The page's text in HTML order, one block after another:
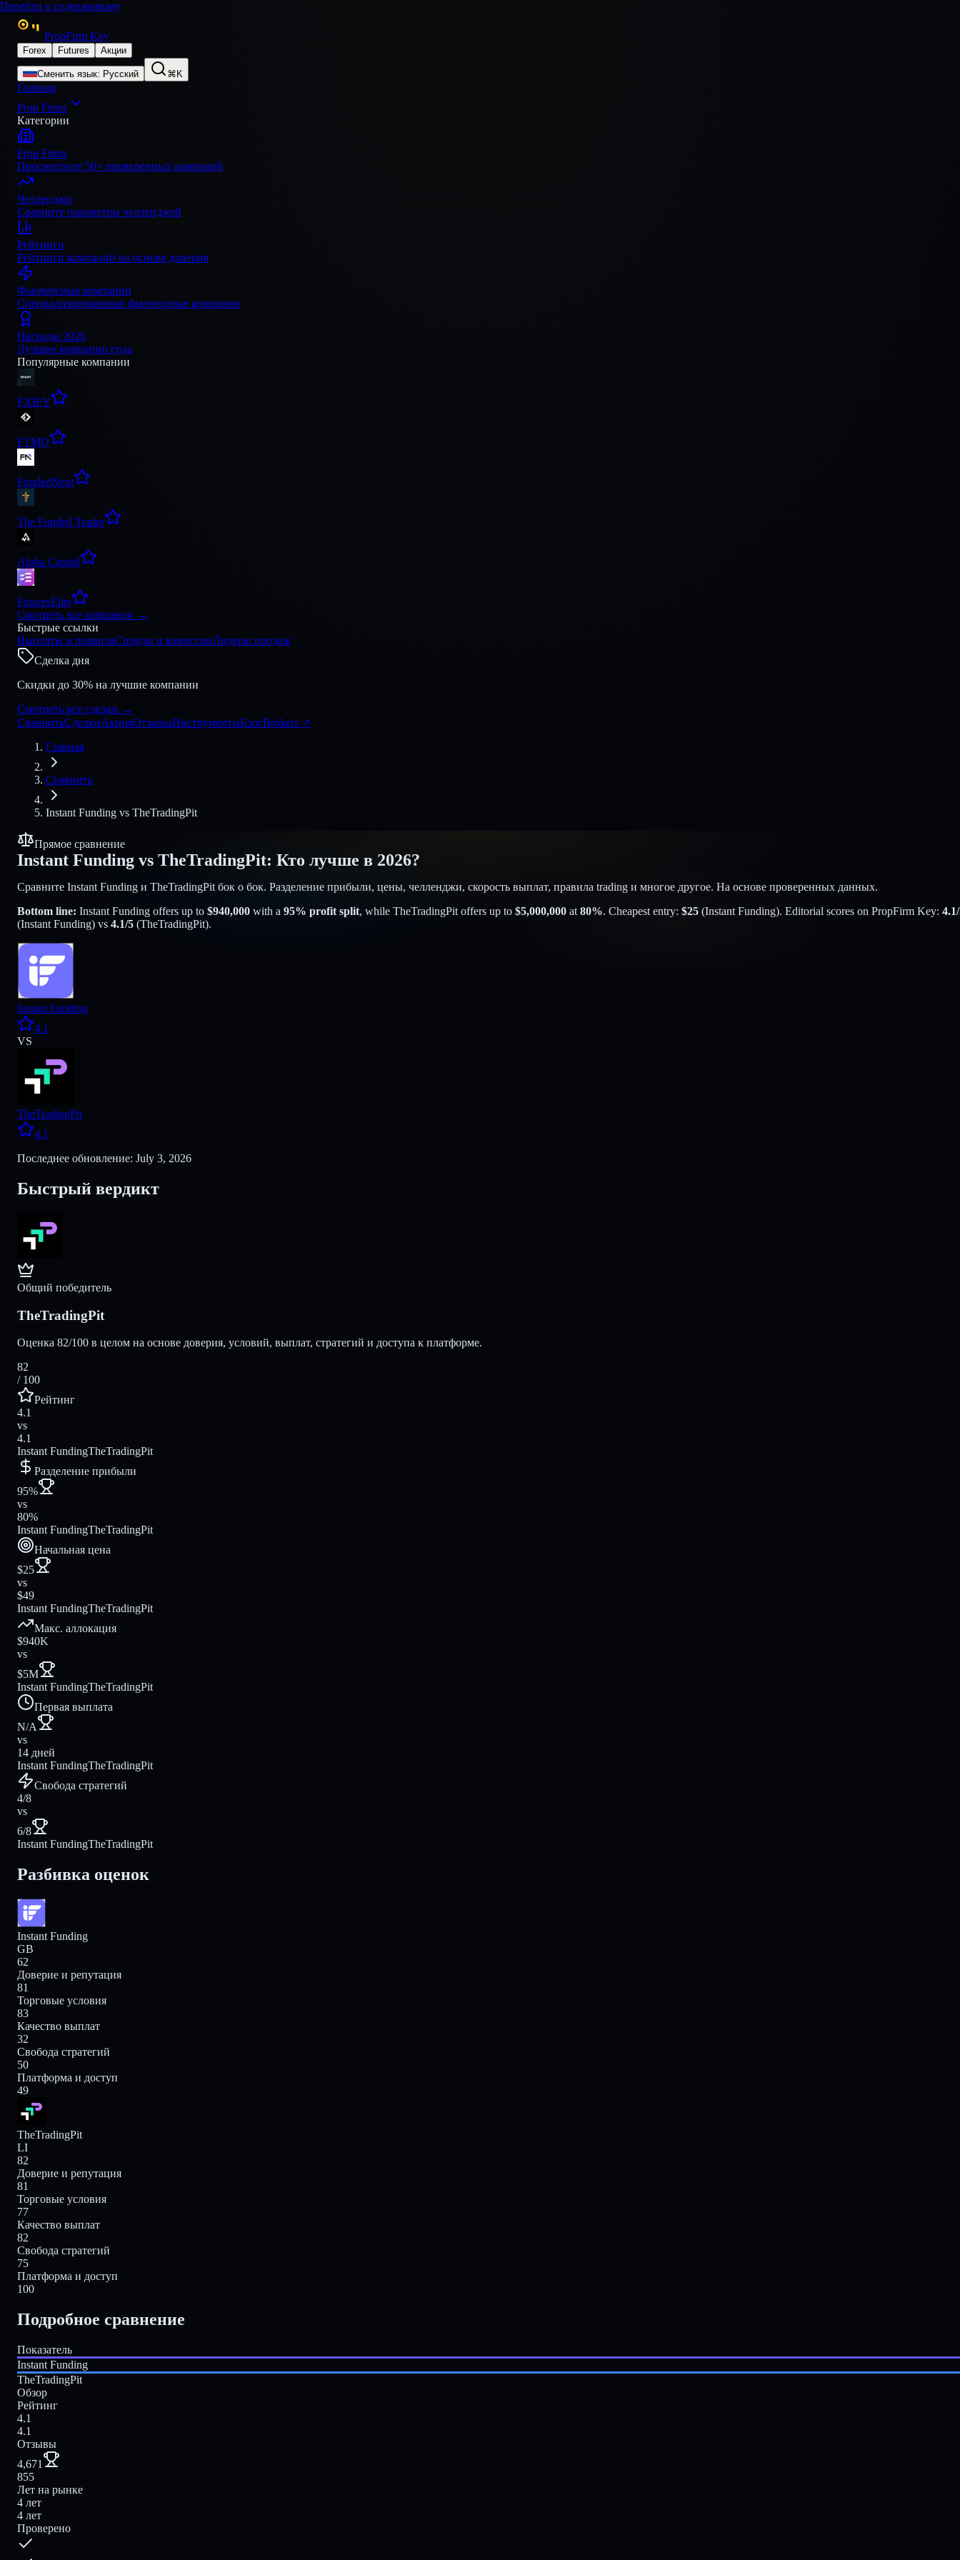
Перейти к содержимому
PropFirm Key
Forex Futures Акции
Сменить язык: Русский ⌘K
Главная
Prop Firms
Категории
Prop Firms
Просмотрите 50+ проверенных компаний
Челленджи
Сравните параметры челленджей
Рейтинги
Рейтинги компаний на основе доверия
Фьючерсные компании
Специализированные фьючерсные компании
Награды 2026
Лучшие компании года
Популярные компании
FXIFY
FTMO
FundedNext
The Funded Trader
Alpha Capital
FuturesElite
Смотреть все компании →
Быстрые ссылки
Выплаты и правилаСпреды и комиссииЛидеры продаж
Сделка дня
Скидки до 30% на лучшие компании
Смотреть все сделки →
СравнитьСделкиАкцияОтзывыИнструментыБлогBrokers ↗
Главная
Сравнить
Instant Funding vs TheTradingPit
Прямое сравнение
Instant Funding vs TheTradingPit: Кто лучше в 2026?
Сравните Instant Funding и TheTradingPit бок о бок. Разделение прибыли, цены, челленджи, скорость выплат, правила trading и многое другое. На основе проверенных данных.
Bottom line: Instant Funding offers up to $940,000 with a 95% profit split, while TheTradingPit offers up to $5,000,000 at 80%. Cheapest entry: $25 (Instant Funding). Editorial scores on PropFirm Key: 4.1
(Instant Funding) vs 4.1/5 (TheTradingPit).
Instant Funding
4.1
VS
TheTradingPit
4.1
Последнее обновление: July 3, 2026
Быстрый вердикт
Общий победитель
TheTradingPit
Оценка 82/100 в целом на основе доверия, условий, выплат, стратегий и доступа к платформе.
82
/ 100
Рейтинг
4.1
vs
4.1
Instant FundingTheTradingPit
Разделение прибыли
95%
vs
80%
Instant FundingTheTradingPit
Начальная цена
$25
vs
$49
Instant FundingTheTradingPit
Макс. аллокация
$940K
vs
$5M
Instant FundingTheTradingPit
Первая выплата
N/A
vs
14 дней
Instant FundingTheTradingPit
Свобода стратегий
4/8
vs
6/8
Instant FundingTheTradingPit
Разбивка оценок
Instant Funding
GB
62
Доверие и репутация
81
Торговые условия
83
Качество выплат
32
Свобода стратегий
50
Платформа и доступ
49
TheTradingPit
LI
82
Доверие и репутация
81
Торговые условия
77
Качество выплат
82
Свобода стратегий
75
Платформа и доступ
100
Подробное сравнение
Показатель
Instant Funding
TheTradingPit
Обзор
Рейтинг
4.1
4.1
Отзывы
4,671
855
Лет на рынке
4 лет
4 лет
Проверено